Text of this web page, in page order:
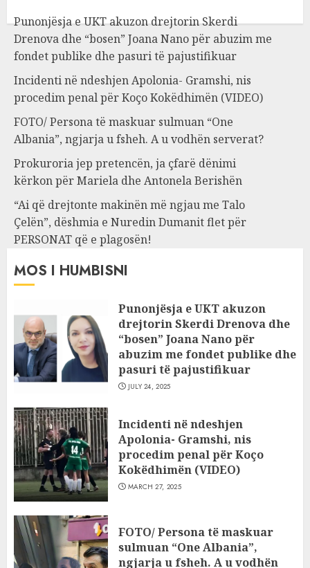
Punonjësja e UKT akuzon drejtorin Skerdi
Drenova dhe “bosen” Joana Nano për abuzim me
fondet publike dhe pasuri të pajustifikuar
Incidenti në ndeshjen Apolonia- Gramshi, nis
procedim penal për Koço Kokëdhimën (VIDEO)
FOTO/ Persona të maskuar sulmuan “One
Albania”, ngjarja u fsheh. A u vodhën serverat?
Prokuroria jep pretencën, ja çfarë dënimi
kërkon për Mariela dhe Antonela Berishën
“Ai që drejtonte makinën më ngjau me Talo
Çelën”, dëshmia e Nuredin Dumanit flet për
PERSONAT që e plagosën!
MOS I HUMBISNI
Punonjësja e UKT akuzon
drejtorin Skerdi Drenova dhe
“bosen” Joana Nano për
abuzim me fondet publike dhe
pasuri të pajustifikuar
JULY 24, 2025
Incidenti në ndeshjen
Apolonia- Gramshi, nis
procedim penal për Koço
Kokëdhimën (VIDEO)
MARCH 27, 2025
FOTO/ Persona të maskuar
sulmuan “One Albania”,
ngjarja u fsheh. A u vodhën